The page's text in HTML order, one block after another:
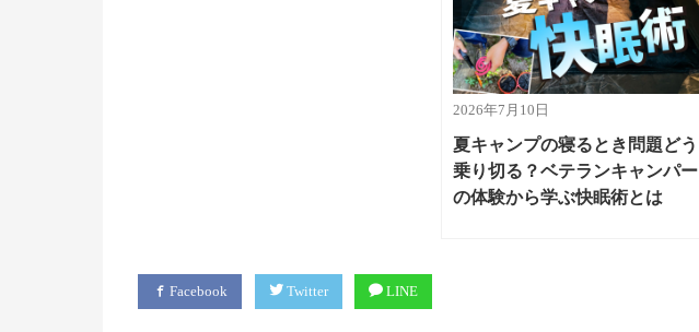
2026年7月10日
夏キャンプの寝るとき問題どう
乗り切る？ベテランキャンパー
の体験から学ぶ快眠術とは
Facebook Twitter LINE